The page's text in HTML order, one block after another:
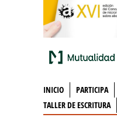
INICIO PARTICIPA
TALLER DE ESCRITURA